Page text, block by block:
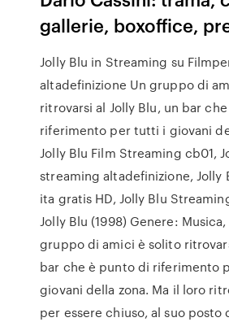
gallerie, boxoffice,
Jolly Blu in Streaming su
altadefinizione Un gruppo di
ritrovarsi al Jolly Blu, un bar
riferimento per tutti i giovani
Jolly Blu Film Streaming cb01,
streaming altadefinizione, Jolly
ita gratis HD, Jolly Blu
Jolly Blu (1998) Genere:
gruppo di amici è solito
bar che è punto di riferimento
giovani della zona. Ma il loro
per essere chiuso, al suo posto